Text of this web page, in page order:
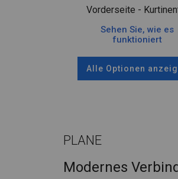
Vorderseite -
Sehen Sie, wie es
funktioniert
Alle Optionen
PLANE
Modernes